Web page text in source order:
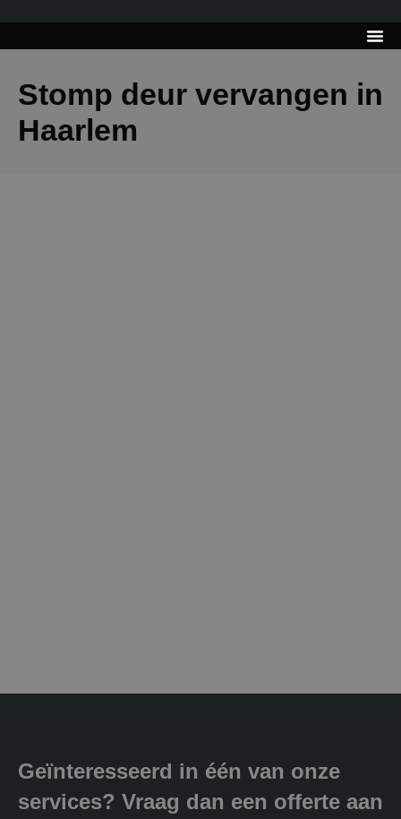
Stomp deur vervangen in
Haarlem
Geïnteresseerd in één van onze
services? Vraag dan een offerte aan